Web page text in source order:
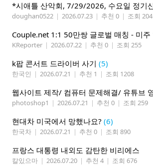
doughan0522 | 2026.07.23 | 추천 0 | 조회 204
KReporter | 2026.07.22 | 추천 0 | 조회 255
k팝 콘서트 드라이버 사기 (5)
한국인 | 2026.07.21 | 추천 1 | 조회 1208
photoshop1 | 2026.07.21 | 추천 0 | 조회 259
현대차 미국에서 망했나요? (6)
한국차 | 2026.07.21 | 추천 0 | 조회 890
프랑스 대통령 내외도 감탄한 비리에스
칼있으마 | 2026.07.20 | 추천 4 | 조회 676